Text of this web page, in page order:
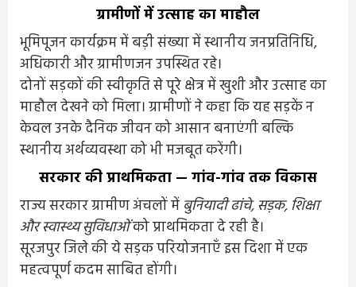
ग्रामीणों में उत्साह का माहौल
भूमिपूजन कार्यक्रम में बड़ी संख्या में स्थानीय जनप्रतिनिधि,
अधिकारी और ग्रामीणजन उपस्थित रहे।
दोनों सड़कों की स्वीकृति से पूरे क्षेत्र में खुशी और उत्साह का
माहौल देखने को मिला। ग्रामीणों ने कहा कि यह सड़कें न
केवल उनके दैनिक जीवन को आसान बनाएंगी बल्कि
स्थानीय अर्थव्यवस्था को भी मजबूत करेंगी।
सरकार की प्राथमिकता — गांव-गांव तक विकास
राज्य सरकार ग्रामीण अंचलों में बुनियादी ढांचे, सड़क, शिक्षा
और स्वास्थ्य सुविधाओंको प्राथमिकता दे रही है।
सूरजपुर जिले की ये सड़क परियोजनाएँ इस दिशा में एक
महत्वपूर्ण कदम साबित होंगी।